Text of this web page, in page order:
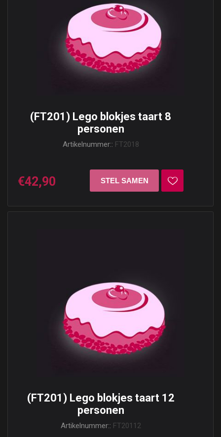
(FT201) Lego blokjes taart 8
personen
Artikelnummer:: FT2018
€42,90
(FT201) Lego blokjes taart 12
personen
Artikelnummer:: FT20112